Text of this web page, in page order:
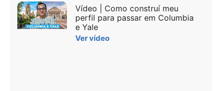
Vídeo | Como construí meu
perfil para passar em Columbia
e Yale
Ver vídeo